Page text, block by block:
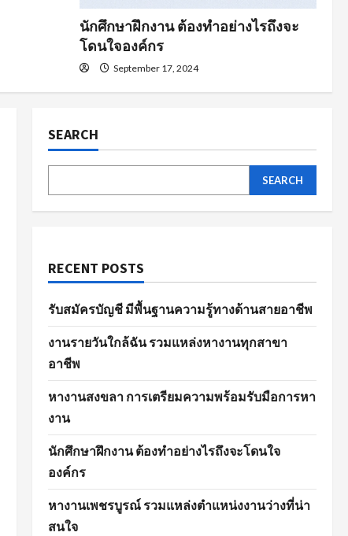
นักศึกษาฝึกงาน ต้องทำอย่างไรถึงจะ
โดนใจองค์กร
September 17, 2024
SEARCH
SEARCH
RECENT POSTS
รับสมัครบัญชี มีพื้นฐานความรู้ทางด้านสายอาชีพ
งานรายวันใกล้ฉัน รวมแหล่งหางานทุกสาขา
อาชีพ
หางานสงขลา การเตรียมความพร้อมรับมือการหา
งาน
นักศึกษาฝึกงาน ต้องทำอย่างไรถึงจะโดนใจ
องค์กร
หางานเพชรบูรณ์ รวมแหล่งตำแหน่งงานว่างที่น่า
สนใจ